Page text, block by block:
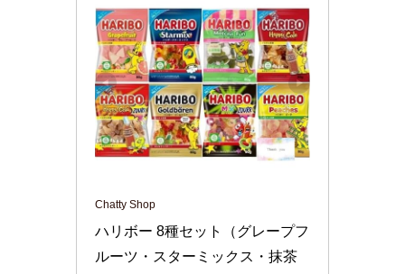
Chatty Shop
ハリボー 8種セット（グレープフ
ルーツ・スターミックス・抹茶